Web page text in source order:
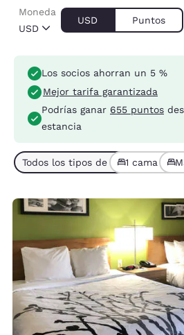
USD
Moneda
USD Puntos
Los socios ahorran un 5 %
Mejor tarifa garantizada
Podrías ganar 655 puntos
estancia
Todos los tipos de habitaciones
1 cama (3)